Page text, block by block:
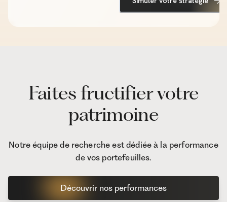
Faites fructifier votre
patrimoine
Notre équipe de recherche est dédiée à la performance
de vos portefeuilles.
Découvrir nos performances